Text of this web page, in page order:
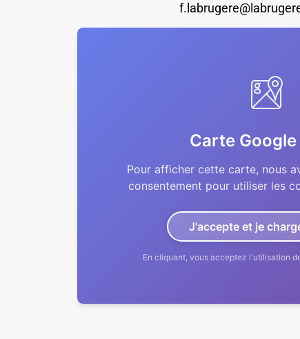
Carte
Pour afficher cette carte, nous
consentement pour utiliser les
J'accepte et je
En cliquant, vous acceptez l'utilisation